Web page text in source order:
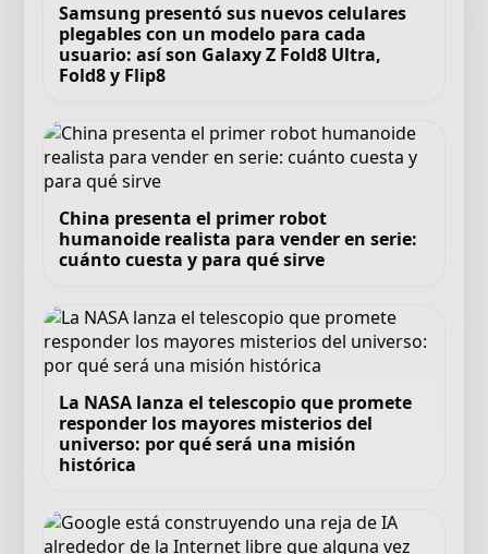
Samsung presentó sus nuevos celulares
plegables con un modelo para cada
usuario: así son Galaxy Z Fold8 Ultra,
Fold8 y Flip8
China presenta el primer robot
humanoide realista para vender en serie:
cuánto cuesta y para qué sirve
La NASA lanza el telescopio que promete
responder los mayores misterios del
universo: por qué será una misión
histórica